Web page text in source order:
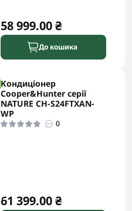
58 999.00 ₴
До кошика
Кондиціонер
Cooper&Hunter серії
NATURE CH-S24FTXAN-
WP
0
61 399.00 ₴